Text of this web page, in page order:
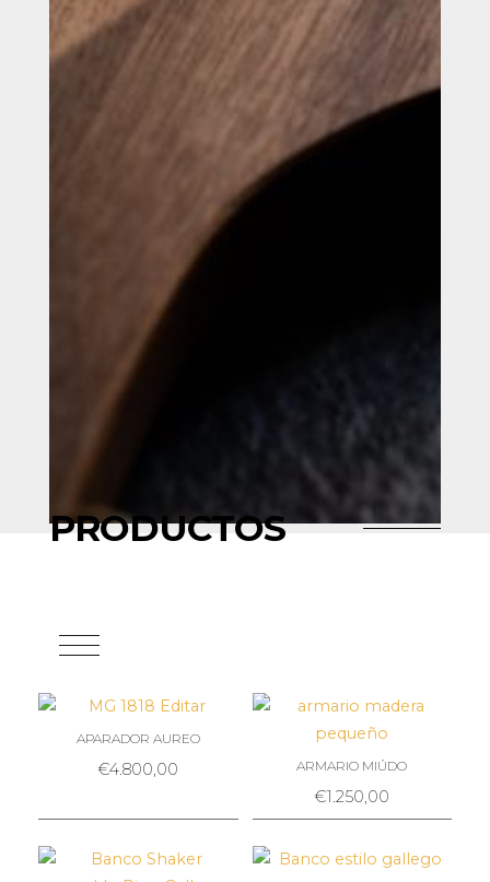
PRODUCTOS
APARADOR AUREO
€4.800,00 ARMARIO MIÚDO
€1.250,00